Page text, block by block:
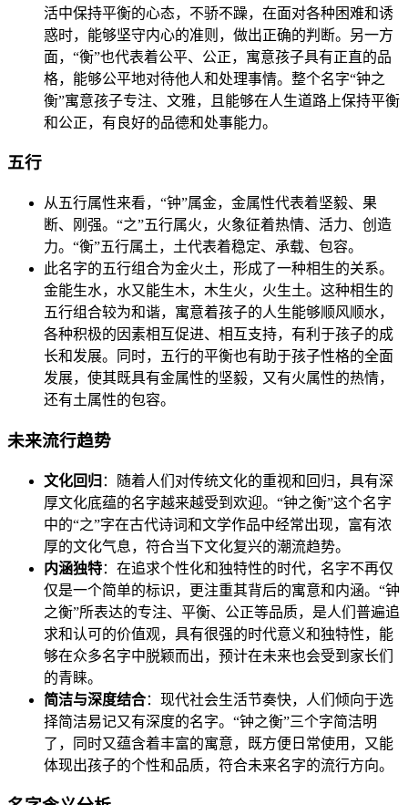
活中保持平衡的心态，不骄不躁，在面对各种困难和诱
惑时，能够坚守内心的准则，做出正确的判断。另一方
面，“衡”也代表着公平、公正，寓意孩子具有正直的品
格，能够公平地对待他人和处理事情。整个名字“钟之
衡”寓意孩子专注、文雅，且能够在人生道路上保持平衡
和公正，有良好的品德和处事能力。
五行
从五行属性来看，“钟”属金，金属性代表着坚毅、果
断、刚强。“之”五行属火，火象征着热情、活力、创造
力。“衡”五行属土，土代表着稳定、承载、包容。
此名字的五行组合为金火土，形成了一种相生的关系。
金能生水，水又能生木，木生火，火生土。这种相生的
五行组合较为和谐，寓意着孩子的人生能够顺风顺水，
各种积极的因素相互促进、相互支持，有利于孩子的成
长和发展。同时，五行的平衡也有助于孩子性格的全面
发展，使其既具有金属性的坚毅，又有火属性的热情，
还有土属性的包容。
未来流行趋势
文化回归 ：随着人们对传统文化的重视和回归，具有深
厚文化底蕴的名字越来越受到欢迎。“钟之衡”这个名字
中的“之”字在古代诗词和文学作品中经常出现，富有浓
厚的文化气息，符合当下文化复兴的潮流趋势。
内涵独特：在追求个性化和独特性的时代，名字不再仅
仅是一个简单的标识，更注重其背后的寓意和内涵。“钟
之衡”所表达的专注、平衡、公正等品质，是人们普遍追
求和认可的价值观，具有很强的时代意义和独特性，能
够在众多名字中脱颖而出，预计在未来也会受到家长们
的青睐。
简洁与深度结合：现代社会生活节奏快，人们倾向于选
择简洁易记又有深度的名字。“钟之衡”三个字简洁明
了，同时又蕴含着丰富的寓意，既方便日常使用，又能
体现出孩子的个性和品质，符合未来名字的流行方向。